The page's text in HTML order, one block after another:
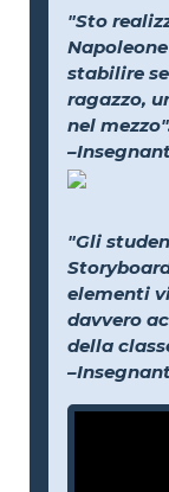
"Sto
stabilire
ragazzo,
nel
"Gli
elementi
davvero
della